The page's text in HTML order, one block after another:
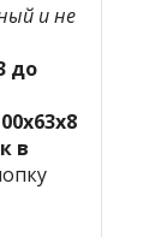
и не
до
в